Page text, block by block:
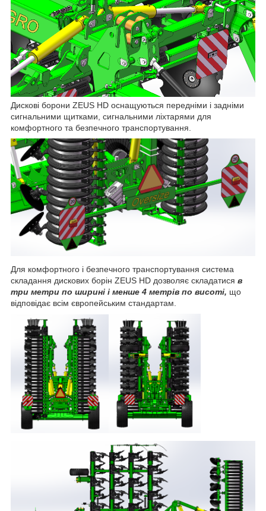
Дискові борони ZEUS HD оснащуються передніми і задніми
сигнальними щитками, сигнальними ліхтарями для
комфортного та безпечного транспортування.
Для комфортного і безпечного транспортування система
складання дискових борін ZEUS HD дозволяє складатися в
три метри по ширині і менше 4 метрів по висоті, що
відповідає всім європейським стандартам.